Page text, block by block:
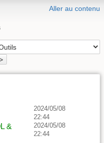
Aller au contenu
2024/05/08
22:44
&
2024/05/08
22:44